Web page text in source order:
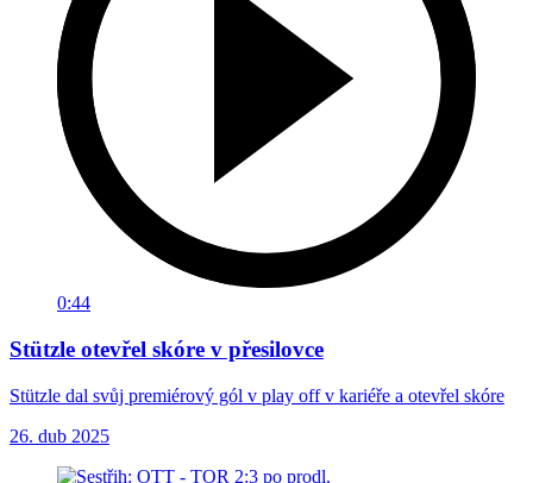
0:44
Stützle otevřel skóre v přesilovce
Stützle dal svůj premiérový gól v play off v kariéře a otevřel skóre
26. dub 2025